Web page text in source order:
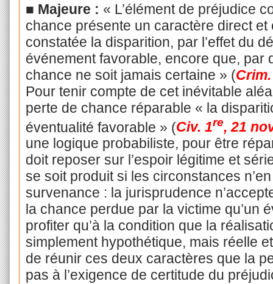
■ Majeure : « L’élément de préjudice
chance présente un caractère direct et
constatée la disparition, par l’effet du
événement favorable, encore que, par
chance ne soit jamais certaine » (
Pour tenir compte de cet inévitable
perte de chance réparable « la
éventualité favorable » (Civ. 1re, 21
une logique probabiliste, pour être
doit reposer sur l’espoir légitime et
se soit produit si les circonstances
survenance : la jurisprudence
la chance perdue par la victime qu’un
profiter qu’à la condition que la
simplement hypothétique, mais réelle
de réunir ces deux caractères que la
pas à l’exigence de certitude du